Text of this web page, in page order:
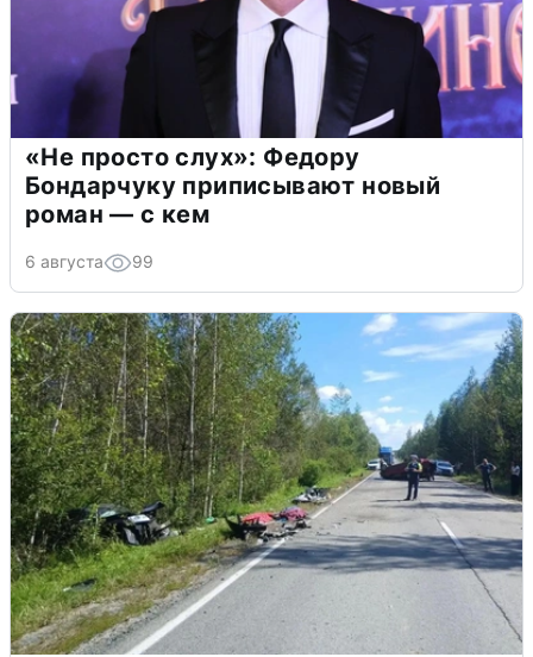
«Не просто слух»: Федору
Бондарчуку приписывают новый
роман — с кем
6 августа 99